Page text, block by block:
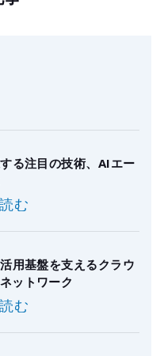
る注目の技術、AIエー
む
用基盤を支えるクラウ
ットワーク
む